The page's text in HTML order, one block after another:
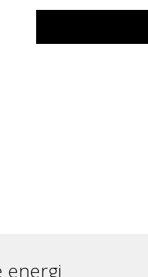
energi